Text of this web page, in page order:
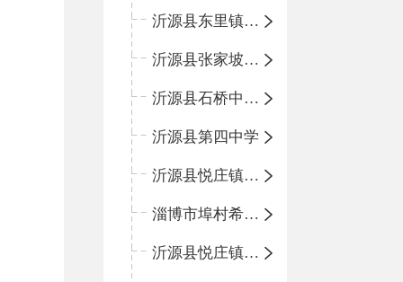
沂源县东里镇中心小学
沂源县张家坡中心学校
沂源县石桥中心学校
沂源县第四中学
沂源县悦庄镇中心小学
淄博市埠村希望小学
沂源县悦庄镇青龙山小学